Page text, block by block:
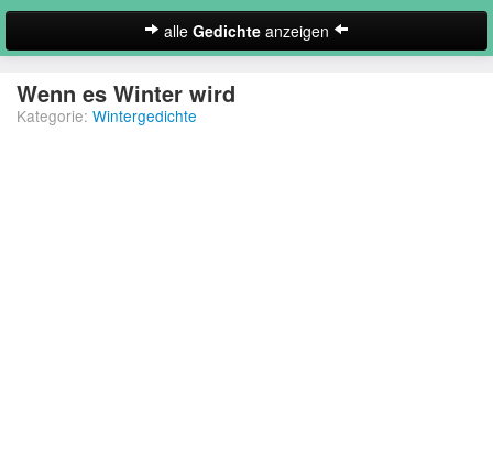
alle Gedichte anzeigen
Neues Gedicht eintragen
Wenn es Winter wird
Kategorie: Wintergedichte